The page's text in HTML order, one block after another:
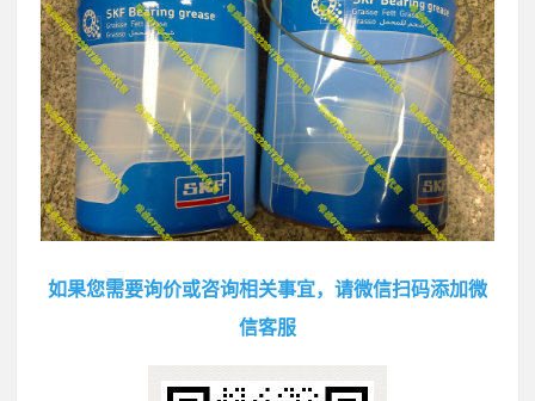
如果您需要询价或咨询相关事宜，请微信扫码添加微
信客服